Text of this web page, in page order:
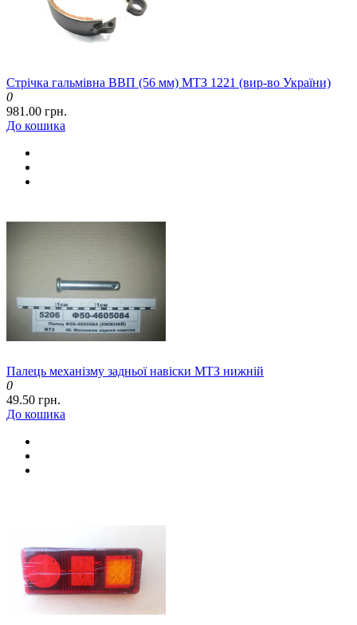
Стрічка гальмівна ВВП (56 мм) МТЗ 1221 (вир-во України)
0
981.00 грн.
До кошика
Палець механізму задньої навіски МТЗ нижній
0
49.50 грн.
До кошика